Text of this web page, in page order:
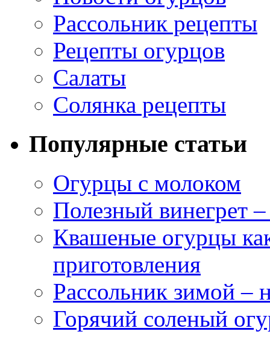
Рассольник рецепты
Рецепты огурцов
Салаты
Солянка рецепты
Популярные статьи
Огурцы с молоком
Полезный винегрет
Квашеные огурцы
приготовления
Рассольник зимой –
Горячий соленый